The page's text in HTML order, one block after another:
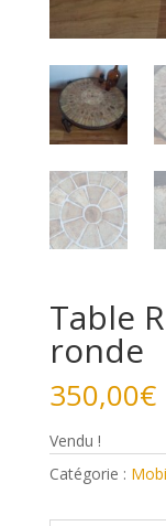
Table
ronde
350,00€
Vendu !
Catégorie :